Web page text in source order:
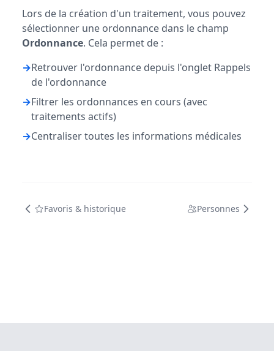
Lors de la création d'un traitement, vous pouvez
sélectionner une ordonnance dans le champ
Ordonnance. Cela permet de :
→Retrouver l'ordonnance depuis l'onglet Rappels
de l'ordonnance
→Filtrer les ordonnances en cours (avec
traitements actifs)
→Centraliser toutes les informations médicales
Favoris & historique Personnes